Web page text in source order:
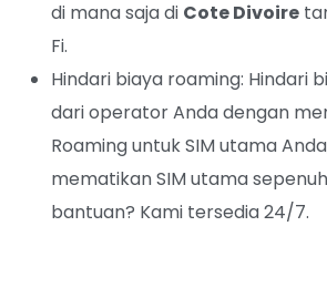
di mana saja di Cote Divoire
Fi.
Hindari biaya roaming: Hindari
dari operator Anda dengan
Roaming untuk SIM utama
mematikan SIM utama
bantuan? Kami tersedia 24/7.